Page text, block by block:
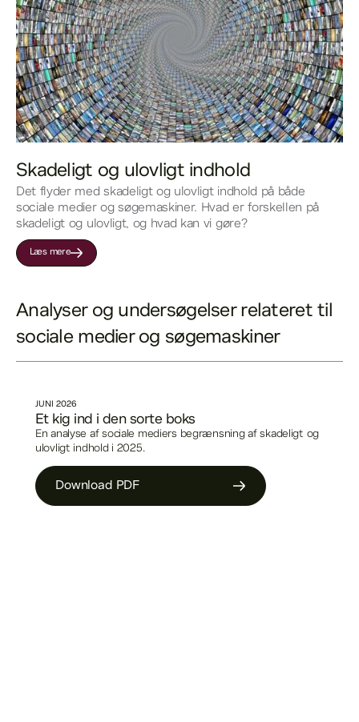
Skadeligt og ulovligt indhold
Det flyder med skadeligt og ulovligt indhold på både
sociale medier og søgemaskiner. Hvad er forskellen på
skadeligt og ulovligt, og hvad kan vi gøre?
Læs mere
Analyser og undersøgelser relateret til
sociale medier og søgemaskiner
JUNI 2026
Et kig ind i den sorte boks
En analyse af sociale mediers begrænsning af skadeligt og
ulovligt indhold i 2025.
Download PDF